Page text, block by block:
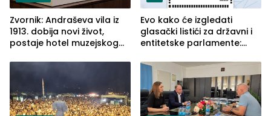
Zvornik: Andraševa vila iz
1913. dobija novi život,
postaje hotel muzejskog
Evo kako će izgledati
glasački listići za državni i
entitetske parlamente:
vidljive na njima